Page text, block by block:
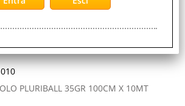
PLURIBALL 35GR 100CM X 10MT